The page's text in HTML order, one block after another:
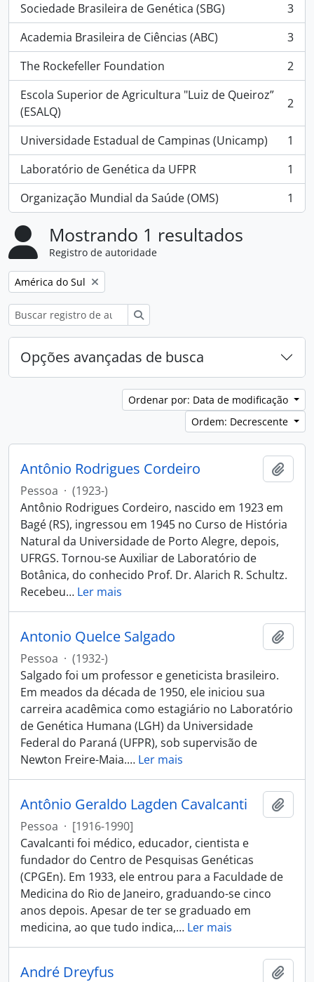
Sociedade Brasileira de Genética (SBG)
, 3 resultados
3
Academia Brasileira de Ciências (ABC)
, 3 resultados
3
The Rockefeller Foundation
, 2 resultados
2
Escola Superior de Agricultura "Luiz de Queiroz”
(ESALQ)
, 2 resultados 2
Universidade Estadual de Campinas (Unicamp)
, 1 resultados
1
Laboratório de Genética da UFPR
, 1 resultados
1
Organização Mundial da Saúde (OMS)
, 1 resultados 1
Mostrando 1 resultados
Registro de autoridade
Remover filtro:
América do Sul
Opções avançadas de busca
Ordenar por: Data de modificação
Ordem: Decrescente
Antônio Rodrigues Cordeiro
Pessoa · (1923-)
Antônio Rodrigues Cordeiro, nascido em 1923 em
Bagé (RS), ingressou em 1945 no Curso de História
Natural da Universidade de Porto Alegre, depois,
UFRGS. Tornou-se Auxiliar de Laboratório de
Botânica, do conhecido Prof. Dr. Alarich R. Schultz.
Recebeu… Ler mais
Antonio Quelce Salgado
Pessoa · (1932-)
Salgado foi um professor e geneticista brasileiro.
Em meados da década de 1950, ele iniciou sua
carreira acadêmica como estagiário no Laboratório
de Genética Humana (LGH) da Universidade
Federal do Paraná (UFPR), sob supervisão de
Newton Freire-Maia.… Ler mais
Antônio Geraldo Lagden Cavalcanti
Pessoa · [1916-1990]
Cavalcanti foi médico, educador, cientista e
fundador do Centro de Pesquisas Genéticas
(CPGEn). Em 1933, ele entrou para a Faculdade de
Medicina do Rio de Janeiro, graduando-se cinco
anos depois. Apesar de ter se graduado em
medicina, ao que tudo indica,… Ler mais
André Dreyfus